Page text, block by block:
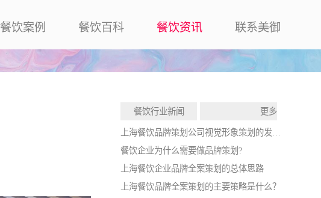
餐饮案例 餐饮百科 餐饮资讯 联系美御
餐饮行业新闻 更多
上海餐饮品牌策划公司视觉形象策划的发展战略
餐饮企业为什么需要做品牌策划?
上海餐饮企业品牌全案策划的总体思路
上海餐饮品牌全案策划的主要策略是什么？